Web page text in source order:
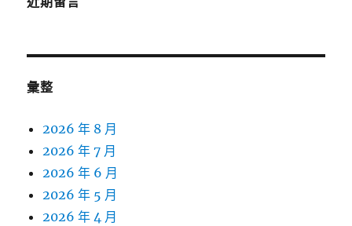
彙整
2026 年 8 月
2026 年 7 月
2026 年 6 月
2026 年 5 月
2026 年 4 月